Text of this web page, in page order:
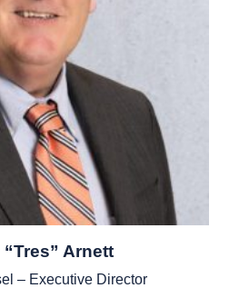
Arnett
– Executive Director